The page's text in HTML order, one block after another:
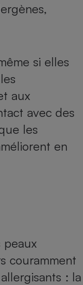
si elles
les
aux
avec des
les
en
peaux
couramment
: la